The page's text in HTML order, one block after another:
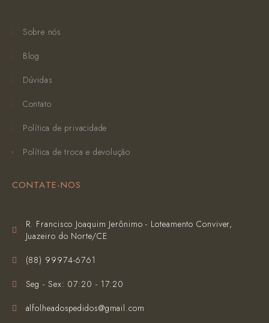
Sobre nós
Blog
Dúvidas
Contato
Política de privacidade
Política de troca e devolução
CONTATE-NOS
R. Francisco Joaquim Jerônimo - Loteamento Conviver,
Juazeiro do Norte/CE
(‪88) 99974-6761‬
Seg - Sex: 07:20 - 17:20
alfolheadospedidos@gmail.com